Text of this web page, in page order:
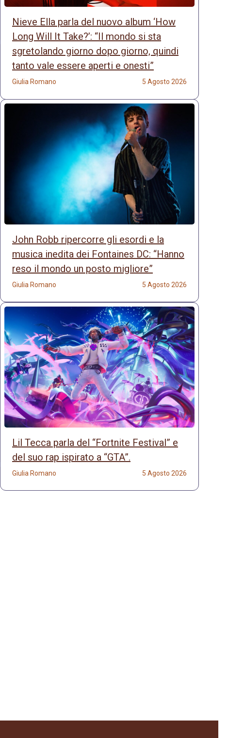
Nieve Ella parla del nuovo album ‘How
Long Will It Take?’: “Il mondo si sta
sgretolando giorno dopo giorno, quindi
tanto vale essere aperti e onesti”
Giulia Romano 5 Agosto 2026
John Robb ripercorre gli esordi e la
musica inedita dei Fontaines DC: “Hanno
reso il mondo un posto migliore”
Giulia Romano 5 Agosto 2026
Lil Tecca parla del “Fortnite Festival” e
del suo rap ispirato a “GTA”.
Giulia Romano 5 Agosto 2026